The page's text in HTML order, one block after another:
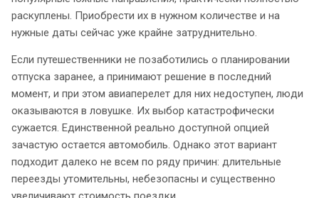
раскуплены. Приобрести их в нужном количестве и на
нужные даты сейчас уже крайне затруднительно.
Если путешественники не позаботились о планировании
отпуска заранее, а принимают решение в последний
момент, и при этом авиаперелет для них недоступен, люди
оказываются в ловушке. Их выбор катастрофически
сужается. Единственной реально доступной опцией
зачастую остается автомобиль. Однако этот вариант
подходит далеко не всем по ряду причин: длительные
переезды утомительны, небезопасны и существенно